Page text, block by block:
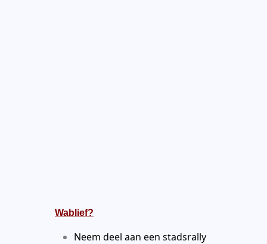
Wablief?
Neem deel aan een stadsrally